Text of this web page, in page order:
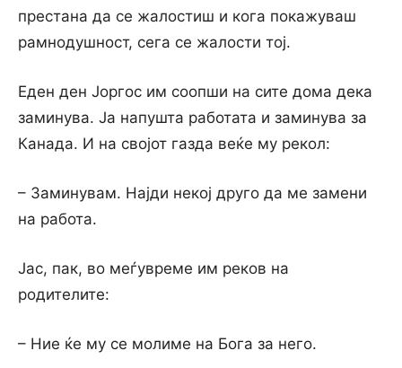
престана да се жалостиш и кога покажуваш
рамнодушност, сега се жалости тој.
Еден ден Јоргос им соопши на сите дома дека
заминува. Ја напушта работата и заминува за
Канада. И на својот газда веќе му рекол:
– Заминувам. Најди некој друго да ме замени
на работа.
Јас, пак, во меѓувреме им реков на
родителите:
– Ние ќе му се молиме на Бога за него.